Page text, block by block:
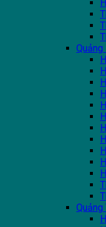
Quảng
Quảng